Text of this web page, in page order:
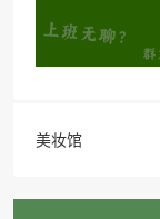
美妆馆